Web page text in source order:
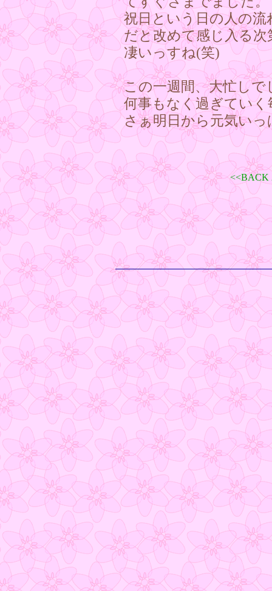
祝日という日の人の
だと改めて感じ入る
凄いっすね(笑)
この一週間、大忙し
何事もなく過ぎてい
さぁ明日から元気い
<<BACK